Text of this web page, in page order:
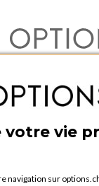
Français
votre vie
navigation sur